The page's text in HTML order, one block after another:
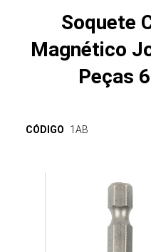
Soquete
Magnético
Peças
CÓDIGO 1AB